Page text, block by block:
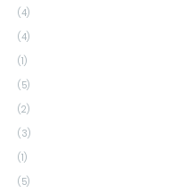
(4)
(4)
(1)
(5)
(2)
(3)
(1)
(5)